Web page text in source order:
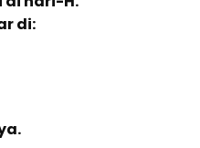
di: